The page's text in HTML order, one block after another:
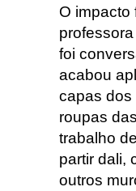
O impacto
foi
acabou
capas dos
roupas
trabalho
partir dali,
outros